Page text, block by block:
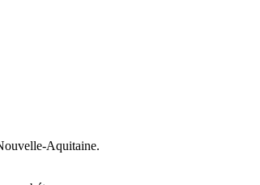
Aquitaine.